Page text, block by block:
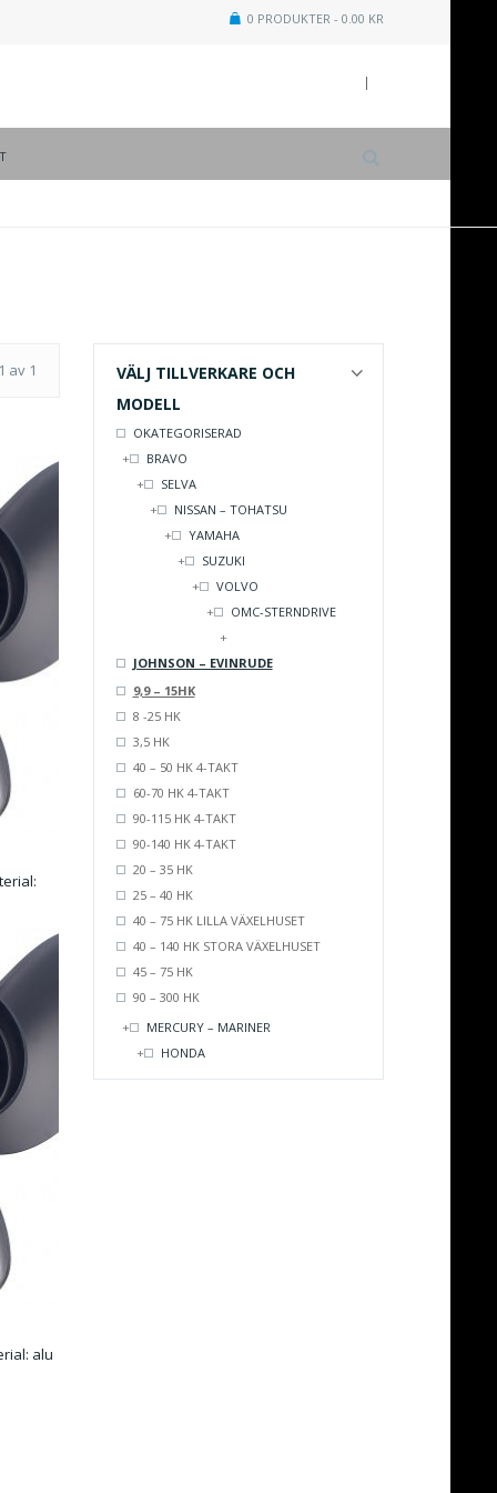
0 PRODUKTER - 0.00 KR
av 1
alu
VÄLJ TILLVERKARE OCH
MODELL
OKATEGORISERAD
BRAVO
SELVA
NISSAN – TOHATSU
YAMAHA
SUZUKI
VOLVO
OMC-STERNDRIVE
JOHNSON – EVINRUDE
9,9 – 15HK
8 -25 HK
3,5 HK
40 – 50 HK 4-TAKT
60-70 HK 4-TAKT
90-115 HK 4-TAKT
90-140 HK 4-TAKT
20 – 35 HK
25 – 40 HK
40 – 75 HK LILLA VÄXELHUSET
40 – 140 HK STORA VÄXELHUSET
45 – 75 HK
90 – 300 HK
MERCURY – MARINER
HONDA